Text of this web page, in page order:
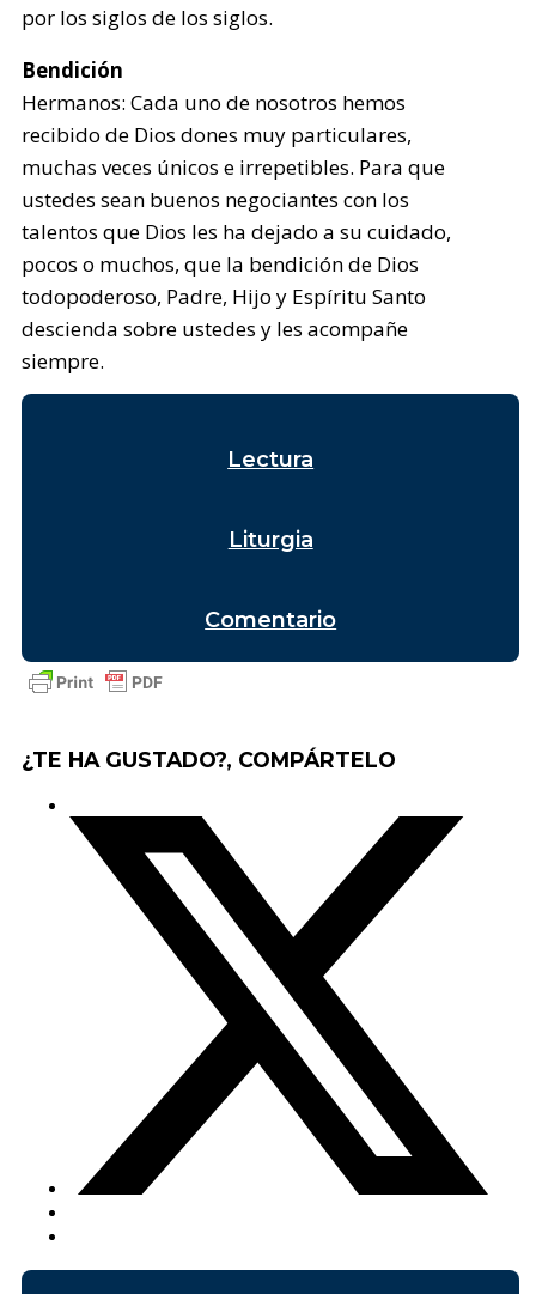
por los siglos de los siglos.
Bendición
Hermanos: Cada uno de nosotros hemos
recibido de Dios dones muy particulares,
muchas veces únicos e irrepetibles. Para que
ustedes sean buenos negociantes con los
talentos que Dios les ha dejado a su cuidado,
pocos o muchos, que la bendición de Dios
todopoderoso, Padre, Hijo y Espíritu Santo
descienda sobre ustedes y les acompañe
siempre.
Lectura
Liturgia
Comentario
¿TE HA GUSTADO?, COMPÁRTELO